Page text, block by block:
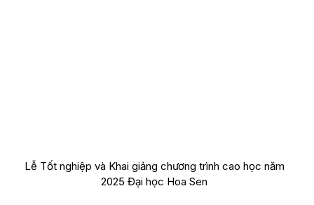
Lễ Tốt nghiệp và Khai giảng chương trình cao học năm
2025 Đại học Hoa Sen